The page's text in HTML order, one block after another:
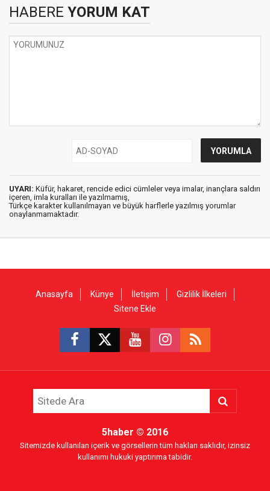
HABERE YORUM KAT
UYARI: Küfür, hakaret, rencide edici cümleler veya imalar, inançlara saldırı
içeren, imla kuralları ile yazılmamış,
Türkçe karakter kullanılmayan ve büyük harflerle yazılmış yorumlar
onaylanmamaktadır.
Anasayfa Künye İletişim
Gizlilik İlkeleri
Sitene Ekle
5haber © 2016
Sitemizde kullanılan içerik ve görsellerin tüm hakları saklıdır, izinsiz
kullanımı hukuki yaptırıma tabidir.